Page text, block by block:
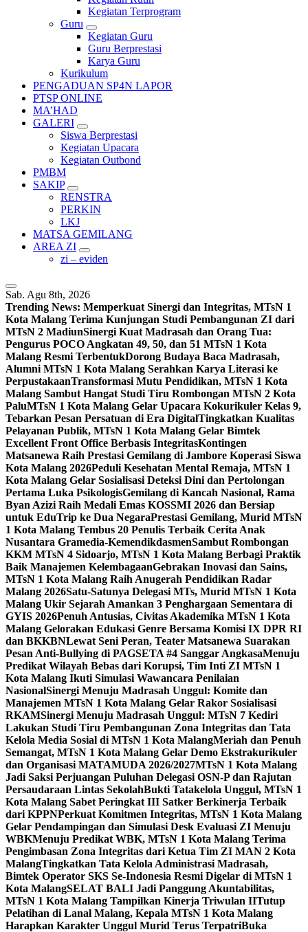
Kegiatan Terprogram
Guru
Kegiatan Guru
Guru Berprestasi
Karya Guru
Kurikulum
PENGADUAN SP4N LAPOR
PTSP ONLINE
MA’HAD
GALERI
Siswa Berprestasi
Kegiatan Upacara
Kegiatan Outbond
PMBM
SAKIP
RENSTRA
PERKIN
LKJ
MATSA GEMILANG
AREA ZI
zi – eviden
Sab. Agu 8th, 2026
Trending News: Memperkuat Sinergi dan Integritas, MTsN 1
Kota Malang Terima Kunjungan Studi Pembangunan ZI dari
MTsN 2 MadiunSinergi Kuat Madrasah dan Orang Tua:
Pengurus POCO Angkatan 49, 50, dan 51 MTsN 1 Kota
Malang Resmi TerbentukDorong Budaya Baca Madrasah,
Alumni MTsN 1 Kota Malang Serahkan Karya Literasi ke
PerpustakaanTransformasi Mutu Pendidikan, MTsN 1 Kota
Malang Sambut Hangat Studi Tiru Rombongan MTsN 2 Kota
PaluMTsN 1 Kota Malang Gelar Upacara Kokurikuler Kelas 9,
Tebarkan Pesan Persatuan di Era DigitalTingkatkan Kualitas
Pelayanan Publik, MTsN 1 Kota Malang Gelar Bimtek
Excellent Front Office Berbasis IntegritasKontingen
Matsanewa Raih Prestasi Gemilang di Jambore Koperasi Siswa
Kota Malang 2026Peduli Kesehatan Mental Remaja, MTsN 1
Kota Malang Gelar Sosialisasi Deteksi Dini dan Pertolongan
Pertama Luka PsikologisGemilang di Kancah Nasional, Rama
Byan Azizi Raih Medali Emas KOSSMI 2026 dan Bersiap
untuk EduTrip ke Dua NegaraPrestasi Gemilang, Murid MTsN
1 Kota Malang Tembus 20 Penulis Terbaik Cerita Anak
Nusantara Gramedia-KemendikdasmenSambut Rombongan
KKM MTsN 4 Sidoarjo, MTsN 1 Kota Malang Berbagi Praktik
Baik Manajemen KelembagaanGebrakan Inovasi dan Sains,
MTsN 1 Kota Malang Raih Anugerah Pendidikan Radar
Malang 2026Satu-Satunya Delegasi MTs, Murid MTsN 1 Kota
Malang Ukir Sejarah Amankan 3 Penghargaan Sementara di
GYIS 2026Penuh Antusias, Civitas Akademika MTsN 1 Kota
Malang Gelorakan Edukasi Genre Bersama Komisi IX DPR RI
dan BKKBNLewat Seni Peran, Teater Matsanewa Suarakan
Pesan Anti-Bullying di PAGSETA #4 Sanggar AngkasaMenuju
Predikat Wilayah Bebas dari Korupsi, Tim Inti ZI MTsN 1
Kota Malang Ikuti Simulasi Wawancara Penilaian
NasionalSinergi Menuju Madrasah Unggul: Komite dan
Manajemen MTsN 1 Kota Malang Gelar Rakor Sosialisasi
RKAMSinergi Menuju Madrasah Unggul: MTsN 7 Kediri
Lakukan Studi Tiru Pembangunan Zona Integritas dan Tata
Kelola Media Sosial di MTsN 1 Kota MalangMeriah dan Penuh
Semangat, MTsN 1 Kota Malang Gelar Demo Ekstrakurikuler
dan Organisasi MATAMUDA 2026/2027MTsN 1 Kota Malang
Jadi Saksi Perjuangan Puluhan Delegasi OSN-P dan Rajutan
Persaudaraan Lintas SekolahBukti Tatakelola Unggul, MTsN 1
Kota Malang Sabet Peringkat III Satker Berkinerja Terbaik
dari KPPNPerkuat Komitmen Integritas, MTsN 1 Kota Malang
Gelar Pendampingan dan Simulasi Desk Evaluasi ZI Menuju
WBKMenuju Predikat WBK, MTsN 1 Kota Malang Terima
Pengimbasan Zona Integritas dari Ketua Tim ZI MAN 2 Kota
MalangTingkatkan Tata Kelola Administrasi Madrasah,
Bimtek Operator SKS Se-Indonesia Resmi Digelar di MTsN 1
Kota MalangSELAT BALI Jadi Panggung Akuntabilitas,
MTsN 1 Kota Malang Tampilkan Kinerja Triwulan IITutup
Pelatihan di Lanal Malang, Kepala MTsN 1 Kota Malang
Harapkan Karakter Unggul Murid Terus TerpatriBuka